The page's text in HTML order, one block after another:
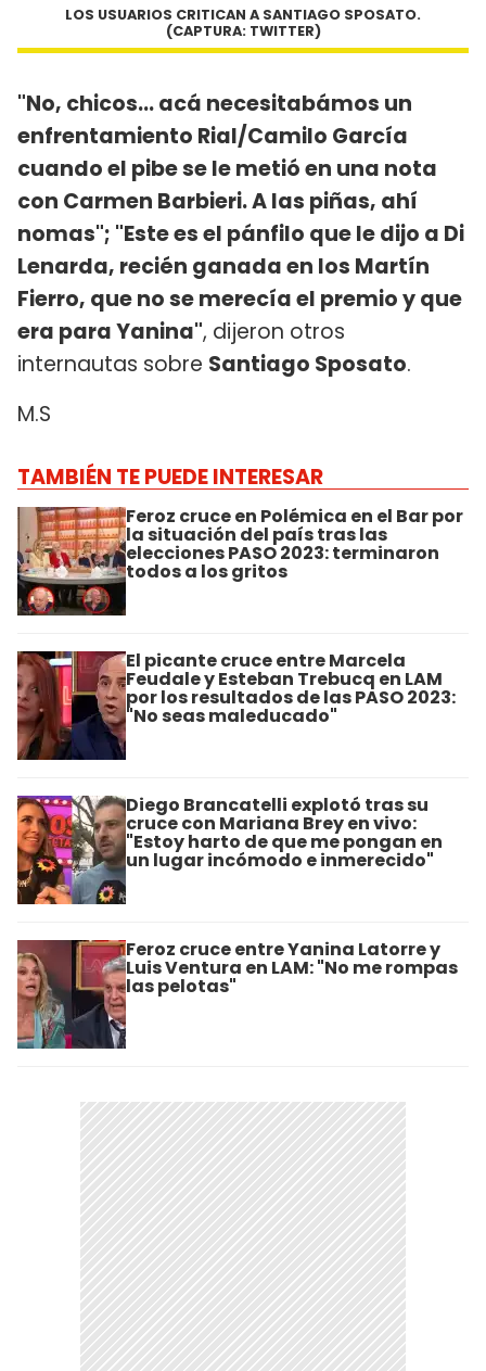
LOS USUARIOS CRITICAN A SANTIAGO SPOSATO.
(CAPTURA: TWITTER)
"No, chicos... acá necesitabámos un
enfrentamiento Rial/Camilo García
cuando el pibe se le metió en una nota
con Carmen Barbieri. A las piñas, ahí
nomas"; "Este es el pánfilo que le dijo a Di
Lenarda, recién ganada en los Martín
Fierro, que no se merecía el premio y que
era para Yanina", dijeron otros
internautas sobre Santiago Sposato.
M.S
TAMBIÉN TE PUEDE INTERESAR
Feroz cruce en Polémica en el Bar por
la situación del país tras las
elecciones PASO 2023: terminaron
todos a los gritos
El picante cruce entre Marcela
Feudale y Esteban Trebucq en LAM
por los resultados de las PASO 2023:
"No seas maleducado"
Diego Brancatelli explotó tras su
cruce con Mariana Brey en vivo:
"Estoy harto de que me pongan en
un lugar incómodo e inmerecido"
Feroz cruce entre Yanina Latorre y
Luis Ventura en LAM: "No me rompas
las pelotas"